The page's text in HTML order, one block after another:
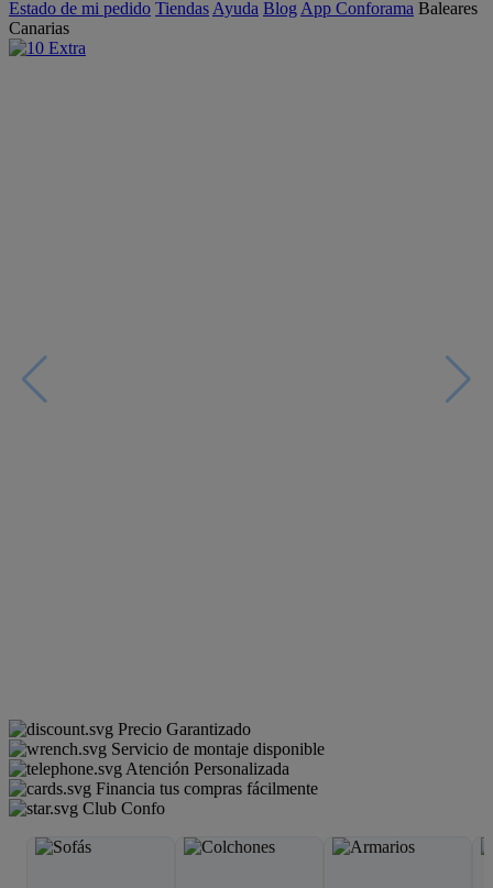
Estado de mi pedido Tiendas Ayuda Blog App Conforama Baleares
Canarias
Precio Garantizado
Servicio de montaje disponible
Atención Personalizada
Financia tus compras fácilmente
Club Confo